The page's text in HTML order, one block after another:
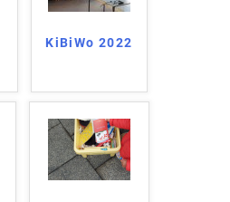
KiBiWo 2022